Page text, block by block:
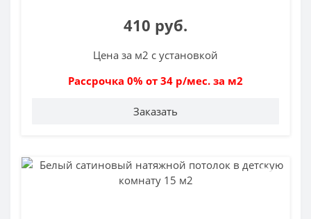
410 руб.
Цена за м2 с установкой
Рассрочка 0% от 34 р/мес. за м2
Заказать